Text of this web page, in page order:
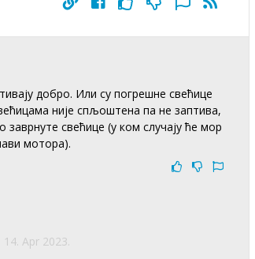
добро. Или су погрешне свећице
није спљоштена па не заптива,
заврнуте свећице (у ком случају ће мор
мотора).
14. Apr 2023.